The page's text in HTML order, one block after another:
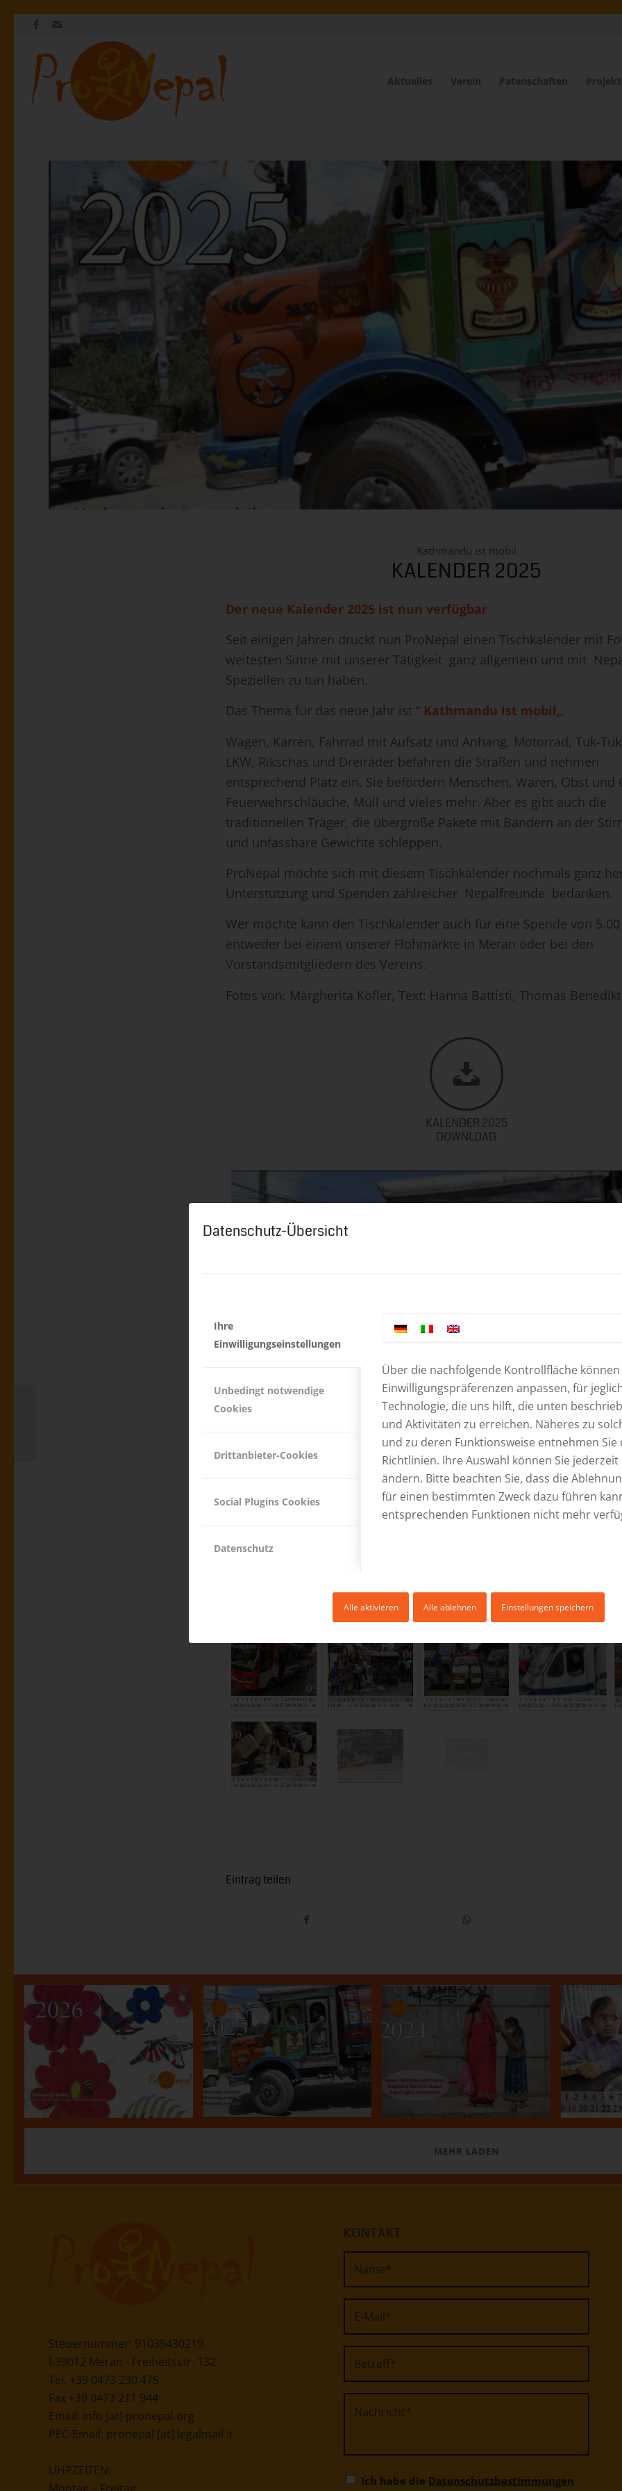
Datenschutz-Übersicht
Ihre
Einwilligungseinstellungen
Unbedingt notwendige
Cookies
Drittanbieter-Cookies
Social Plugins Cookies
Datenschutz
Über die nachfolgende Kontrollfläche können
Einwilligungspräferenzen anpassen, für
Technologie, die uns hilft, die unten
und Aktivitäten zu erreichen. Näheres zu
und zu deren Funktionsweise entnehmen
Richtlinien. Ihre Auswahl können Sie
ändern. Bitte beachten Sie, dass die
für einen bestimmten Zweck dazu führen
entsprechenden Funktionen nicht mehr
Alle aktivieren Alle ablehnen Einstellungen speichern
Aktuelles Verein Patenschaften
Kathmandu ist mobil
KALENDER 2025
Der neue Kalender 2025 ist nun verfügbar
Seit einigen Jahren druckt nun ProNepal einen Tischkalender mit
weitesten Sinne mit unserer Tätigkeit ganz allgemein und mit
Speziellen zu tun haben.
Das Thema für das neue Jahr ist “ Kathmandu ist mobil„.
Wagen, Karren, Fahrrad mit Aufsatz und Anhang, Motorrad, Tuk-
LKW, Rikschas und Dreiräder befahren die Straßen und nehmen
entsprechend Platz ein. Sie befördern Menschen, Waren, Obst und
Feuerwehrschläuche, Müll und vieles mehr. Aber es gibt auch die
traditionellen Träger, die übergroße Pakete mit Bändern an der
und unfassbare Gewichte schleppen.
ProNepal möchte sich mit diesem Tischkalender nochmals ganz
Unterstützung und Spenden zahlreicher Nepalfreunde bedanken.
Wer möchte kann den Tischkalender auch für eine Spende von
entweder bei einem unserer Flohmärkte in Meran oder bei den
Vorstandsmitgliedern des Vereins.
Fotos von: Margherita Köfler, Text: Hanna Battisti, Thomas
KALENDER 2025
DOWNLOAD
Eintrag teilen
Kalender 2026
29.11.2025
Kalender 2025
26.10.2024
Kalender 2024
18.01.2024
MEHR LADEN
Steuernummer: 91039430219
I-39012 Meran - Freiheitsstr. 132
Tel. +39 0473 230 475
Fax +39 0473 211 944
Email: info [at] pronepal.org
PEC-Email: pronepal [at] legalmail.it
UHRZEITEN:
KONTAKT
Ich habe die Datenschutzbestimmungen